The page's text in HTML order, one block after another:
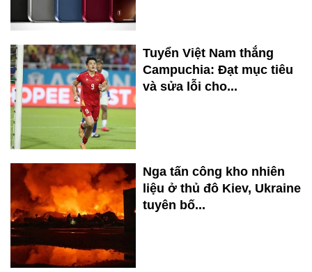
Tuyển Việt Nam thắng
Campuchia: Đạt mục tiêu
và sửa lỗi cho...
Nga tấn công kho nhiên
liệu ở thủ đô Kiev, Ukraine
tuyên bố...